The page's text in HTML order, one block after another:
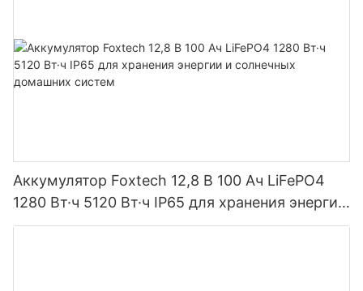
Аккумулятор Foxtech 12,8 В 100 Ач LiFePO4
1280 Вт·ч 5120 Вт·ч IP65 для хранения энергии
и солнечных домашних систем